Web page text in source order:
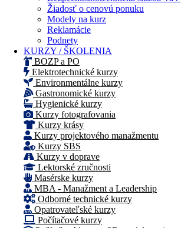
Žiadosť o cenovú ponuku
Modely na kurz
Reklamácie
Podnety
KURZY / ŠKOLENIA
BOZP a PO
Elektrotechnické kurzy
Environmentálne kurzy
Gastronomické kurzy
Hygienické kurzy
Kurzy fotografovania
Kurzy krásy
Kurzy projektového manažmentu
Kurzy SBS
Kurzy v doprave
Lektorské zručnosti
Masérske kurzy
MBA - Manažment a Leadership
Odborné technické kurzy
Opatrovateľské kurzy
Počítačové kurzy